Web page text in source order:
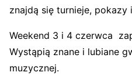
znajdą się turnieje,
Weekend 3 i 4 czerwca
Wystąpią znane i lubiane
muzycznej.